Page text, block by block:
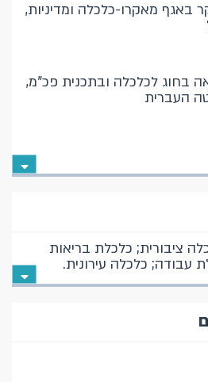
באגף מאקרו-כלכלה ומדיניות,
בחוג לכלכלה ובתכנית פכ"מ,
העברית
ציבורית; כלכלת בריאות
עבודה; כלכלה עירונית.